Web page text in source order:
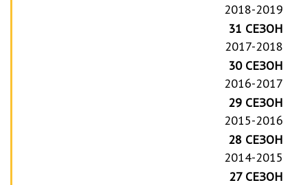
2018-2019
31 СЕЗОН
2017-2018
30 СЕЗОН
2016-2017
29 СЕЗОН
2015-2016
28 СЕЗОН
2014-2015
27 СЕЗОН